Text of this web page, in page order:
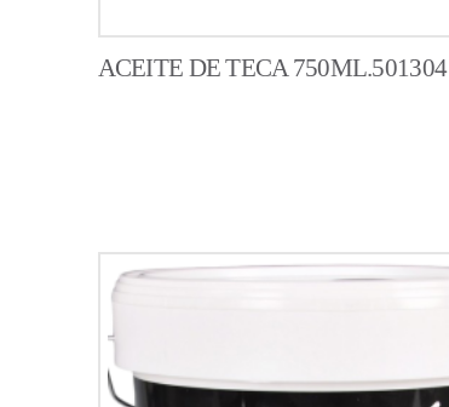
ACEITE DE TECA 750ML.501304